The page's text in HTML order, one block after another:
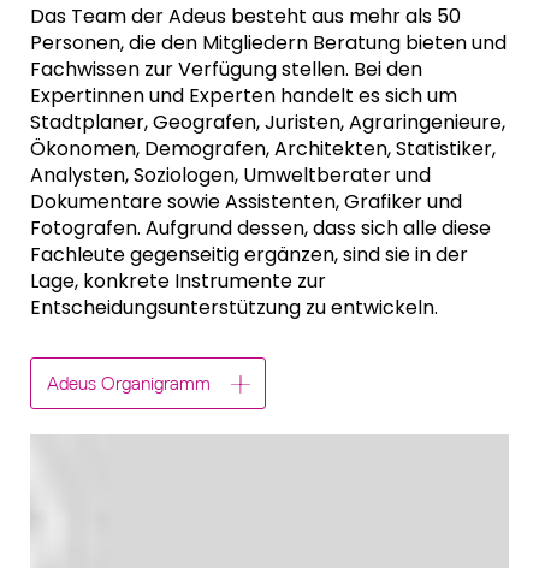
Das Team der Adeus besteht aus mehr als 50
Personen, die den Mitgliedern Beratung bieten und
Fachwissen zur Verfügung stellen. Bei den
Expertinnen und Experten handelt es sich um
Stadtplaner, Geografen, Juristen, Agraringenieure,
Ökonomen, Demografen, Architekten, Statistiker,
Analysten, Soziologen, Umweltberater und
Dokumentare sowie Assistenten, Grafiker und
Fotografen. Aufgrund dessen, dass sich alle diese
Fachleute gegenseitig ergänzen, sind sie in der
Lage, konkrete Instrumente zur
Entscheidungsunterstützung zu entwickeln.
Adeus Organigramm